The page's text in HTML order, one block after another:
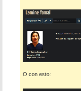
O con esto: